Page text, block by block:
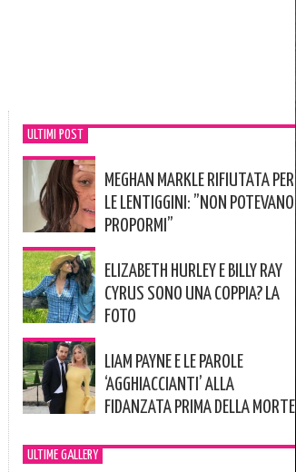
ULTIMI POST
MEGHAN MARKLE RIFIUTATA PER
LE LENTIGGINI: ”NON POTEVANO
PROPORMI”
ELIZABETH HURLEY E BILLY RAY
CYRUS SONO UNA COPPIA? LA
FOTO
LIAM PAYNE E LE PAROLE
‘AGGHIACCIANTI’ ALLA
FIDANZATA PRIMA DELLA MORTE
ULTIME GALLERY